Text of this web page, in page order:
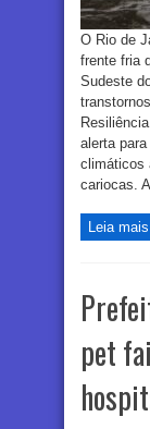
O Rio de
frente fria
Sudeste
alerta
climáticos
cariocas.
Leia
pet